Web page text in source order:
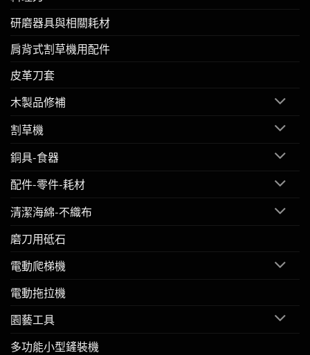
研磨器具與相關耗材
肩背式割草機用配件
皮革刀套
木製品修補
割草機
銅具-食器
配件-零件-耗材
清潔海綿-不織布
磨刀用砥石
電動爬梯機
電動拖拉機
園藝工具
多功能小型鏟裝機